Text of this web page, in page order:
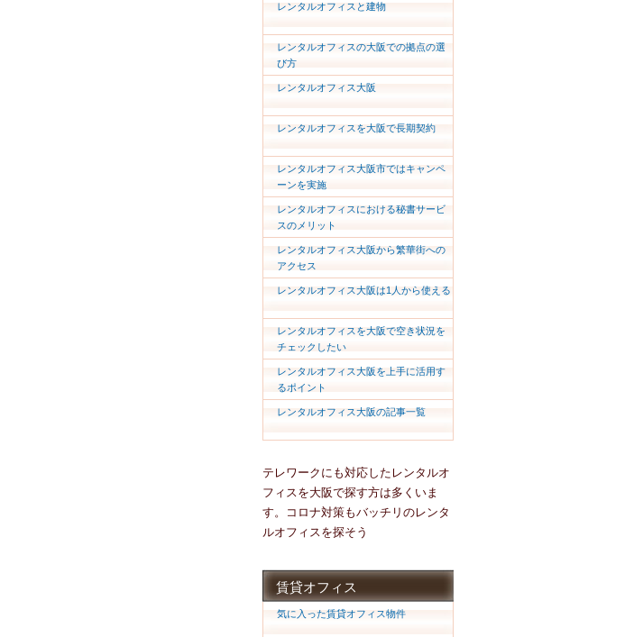
レンタルオフィスと建物
レンタルオフィスの大阪での拠点の選
び方
レンタルオフィス大阪
レンタルオフィスを大阪で長期契約
レンタルオフィス大阪市ではキャンペ
ーンを実施
レンタルオフィスにおける秘書サービ
スのメリット
レンタルオフィス大阪から繁華街への
アクセス
レンタルオフィス大阪は1人から使える
レンタルオフィスを大阪で空き状況を
チェックしたい
レンタルオフィス大阪を上手に活用す
るポイント
レンタルオフィス大阪の記事一覧
テレワークにも対応したレンタルオ
フィスを大阪で探す方は多くいま
す。コロナ対策もバッチリのレンタ
ルオフィスを探そう
賃貸オフィス
気に入った賃貸オフィス物件